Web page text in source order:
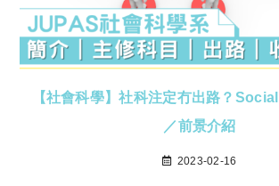
【社會科學】社科注定冇出路？
／前景介紹
2023-02-16